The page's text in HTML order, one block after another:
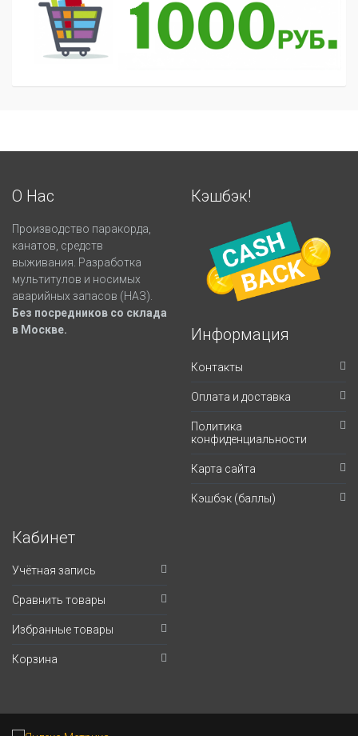
О Нас
Производство паракорда,
канатов, средств
выживания. Разработка
мультитулов и носимых
аварийных запасов (НАЗ).
Без посредников со склада
в Москве.
Кэшбэк!
Информация
Контакты
Оплата и доставка
Политика
конфиденциальности
Карта сайта
Кэшбэк (баллы)
Кабинет
Учётная запись
Сравнить товары
Избранные товары
Корзина